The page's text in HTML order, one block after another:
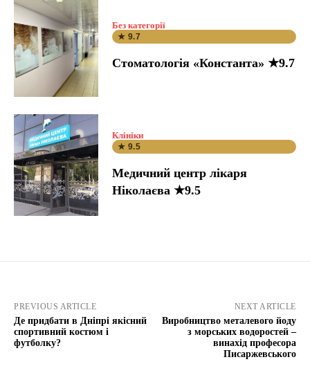
Без категорії
★ 9.7
Стоматологія «Константа» ★9.7
Клініки
★ 9.5
Медичний центр лікаря
Ніколаєва ★9.5
PREVIOUS ARTICLE
Де придбати в Дніпрі якісний
спортивний костюм і
футболку?
NEXT ARTICLE
Виробництво металевого йоду
з морських водоростей –
винахід професора
Писаржевського